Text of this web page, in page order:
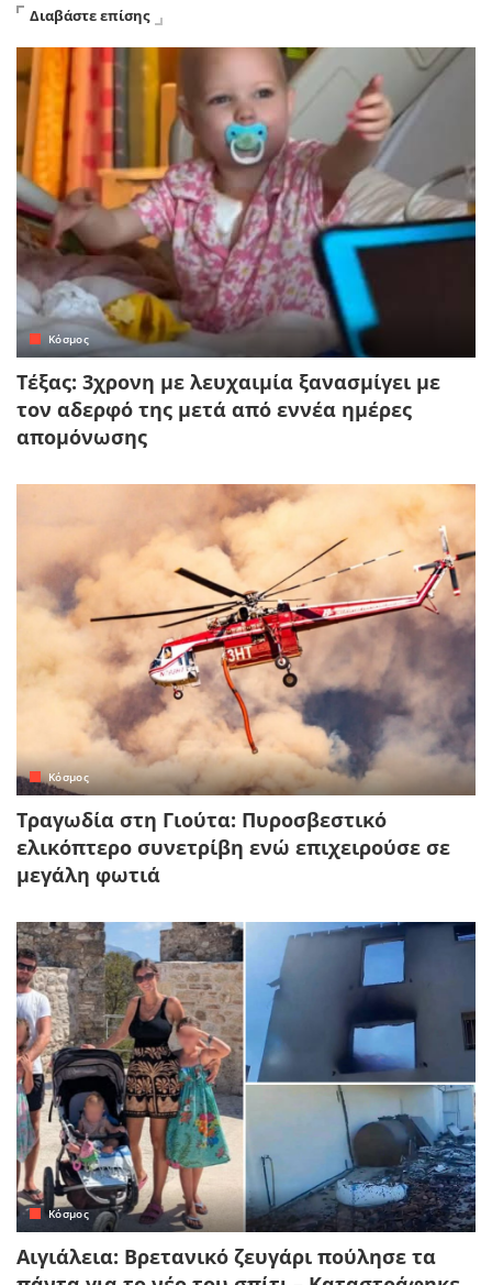
Διαβάστε επίσης
Κόσμος
Τέξας: 3χρονη με λευχαιμία ξανασμίγει με
τον αδερφό της μετά από εννέα ημέρες
απομόνωσης
Κόσμος
Τραγωδία στη Γιούτα: Πυροσβεστικό
ελικόπτερο συνετρίβη ενώ επιχειρούσε σε
μεγάλη φωτιά
Κόσμος
Αιγιάλεια: Βρετανικό ζευγάρι πούλησε τα